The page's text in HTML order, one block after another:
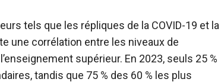
tels que les répliques de la COVID-19 et la
une corrélation entre les niveaux de
supérieur. En 2023, seuls 25 %
tandis que 75 % des 60 % les plus